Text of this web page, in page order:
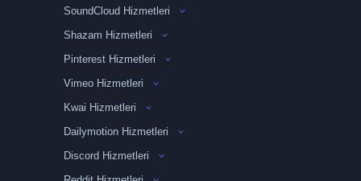
SoundCloud Hizmetleri
Shazam Hizmetleri
Pinterest Hizmetleri
Vimeo Hizmetleri
Kwai Hizmetleri
Dailymotion Hizmetleri
Discord Hizmetleri